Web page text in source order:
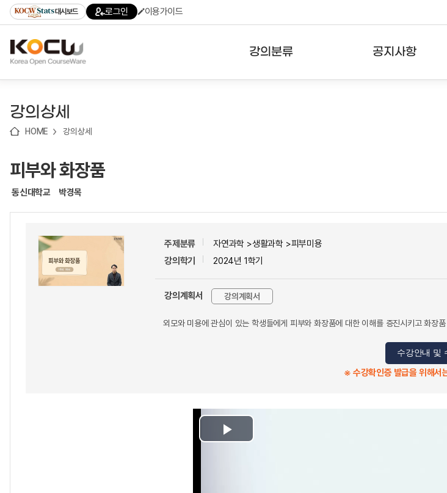
기
기
기
content)
가
대시보드 로그인 이용가이드
강의분류 공지사항
강의상세
HOME 강의상세
피부와 화장품
동신대학교 박경목
주제분류
자연과학 >생활과학 >피부미용
강의학기
2024년 1학기
강의계획서 강의계획서
외모와 미용에 관심이 있는 학생들에게 피부와 화장품에 대한 이해를 증진시키고 화장
수강안내 및
※ 수강확인증 발급을 위해서
Play